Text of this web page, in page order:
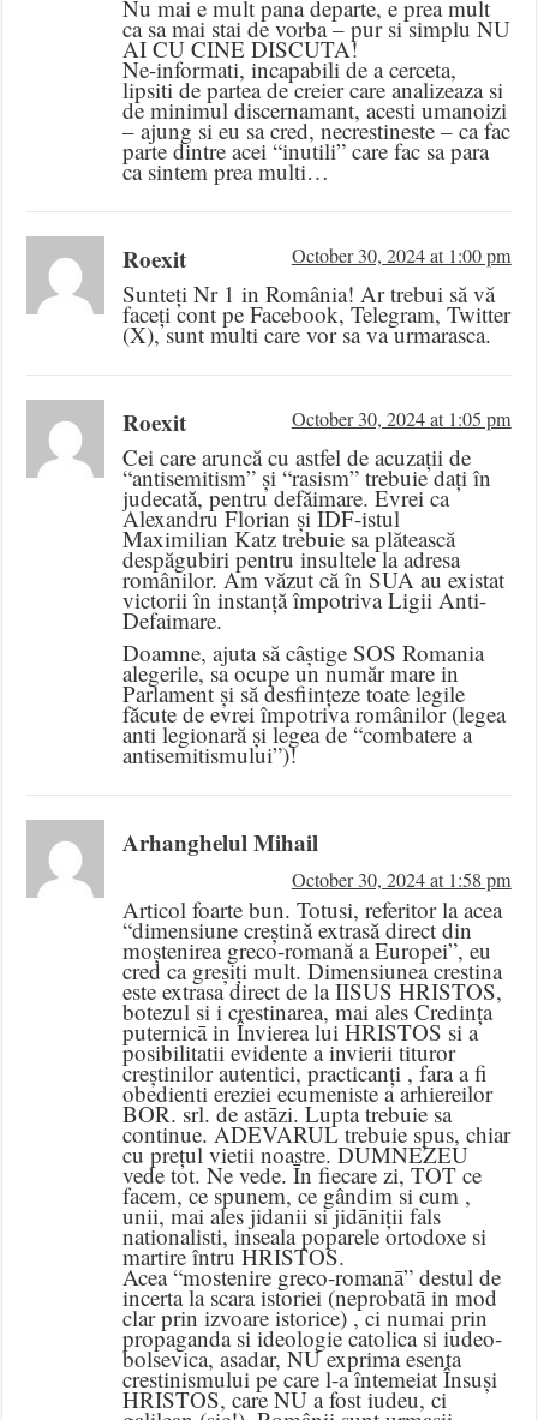
Nu mai e mult pana departe, e prea mult
ca sa mai stai de vorba – pur si simplu NU
AI CU CINE DISCUTA!
Ne-informati, incapabili de a cerceta,
lipsiti de partea de creier care analizeaza si
de minimul discernamant, acesti umanoizi
– ajung si eu sa cred, necrestineste – ca fac
parte dintre acei “inutili” care fac sa para
ca sintem prea multi…
Roexit October 30, 2024 at 1:00 pm
Sunteți Nr 1 in România! Ar trebui să vă
faceți cont pe Facebook, Telegram, Twitter
(X), sunt multi care vor sa va urmarasca.
Roexit October 30, 2024 at 1:05 pm
Cei care aruncă cu astfel de acuzații de
“antisemitism” și “rasism” trebuie dați în
judecată, pentru defăimare. Evrei ca
Alexandru Florian și IDF-istul
Maximilian Katz trebuie sa plătească
despăgubiri pentru insultele la adresa
românilor. Am văzut că în SUA au existat
victorii în instanță împotriva Ligii Anti-
Defaimare.
Doamne, ajuta să câștige SOS Romania
alegerile, sa ocupe un număr mare in
Parlament și să desființeze toate legile
făcute de evrei împotriva românilor (legea
anti legionară și legea de “combatere a
antisemitismului”)!
Arhanghelul Mihail
October 30, 2024 at 1:58 pm
Articol foarte bun. Totusi, referitor la acea
“dimensiune creștină extrasă direct din
moștenirea greco-romană a Europei”, eu
cred ca greșiți mult. Dimensiunea crestina
este extrasa direct de la IISUS HRISTOS,
botezul si i crestinarea, mai ales Credința
puternicā in Învierea lui HRISTOS si a
posibilitatii evidente a invierii tituror
creștinilor autentici, practicanți , fara a fi
obedienti ereziei ecumeniste a arhiereilor
BOR. srl. de astāzi. Lupta trebuie sa
continue. ADEVARUL trebuie spus, chiar
cu prețul vietii noastre. DUMNEZEU
vede tot. Ne vede. Īn fiecare zi, TOT ce
facem, ce spunem, ce gândim si cum ,
unii, mai ales jidanii si jidāniții fals
nationalisti, inseala poparele ortodoxe si
martire întru HRISTOS.
Acea “mostenire greco-romanā” destul de
incerta la scara istoriei (neprobatā in mod
clar prin izvoare istorice) , ci numai prin
propaganda si ideologie catolica si iudeo-
bolsevica, asadar, NU exprima esenta
crestinismului pe care l-a întemeiat Însuși
HRISTOS, care NU a fost iudeu, ci